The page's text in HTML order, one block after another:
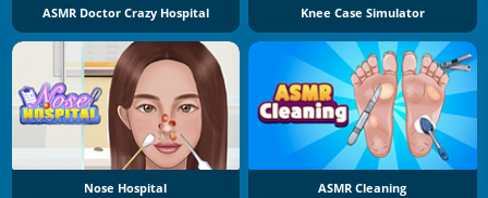
ASMR Doctor Crazy Hospital Knee Case Simulator
Nose Hospital ASMR Cleaning